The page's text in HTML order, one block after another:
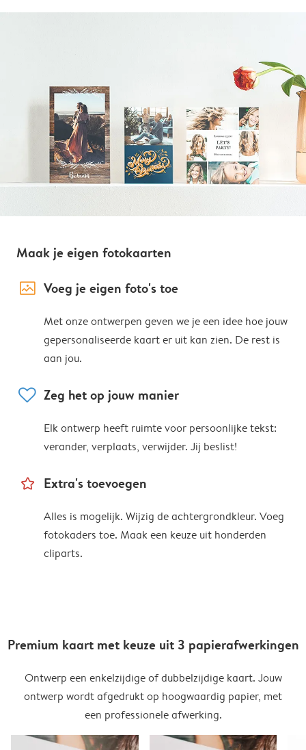
Maak je eigen fotokaarten
image_placeholder Voeg je eigen foto's toe
Met onze ontwerpen geven we je een idee hoe jouw
gepersonaliseerde kaart er uit kan zien. De rest is
aan jou.
heart Zeg het op jouw manier
Elk ontwerp heeft ruimte voor persoonlijke tekst:
verander, verplaats, verwijder. Jij beslist!
star_outline Extra's toevoegen
Alles is mogelijk. Wijzig de achtergrondkleur. Voeg
fotokaders toe. Maak een keuze uit honderden
cliparts.
Premium kaart met keuze uit 3 papierafwerkingen
Ontwerp een enkelzijdige of dubbelzijdige kaart. Jouw
ontwerp wordt afgedrukt op hoogwaardig papier, met
een professionele afwerking.